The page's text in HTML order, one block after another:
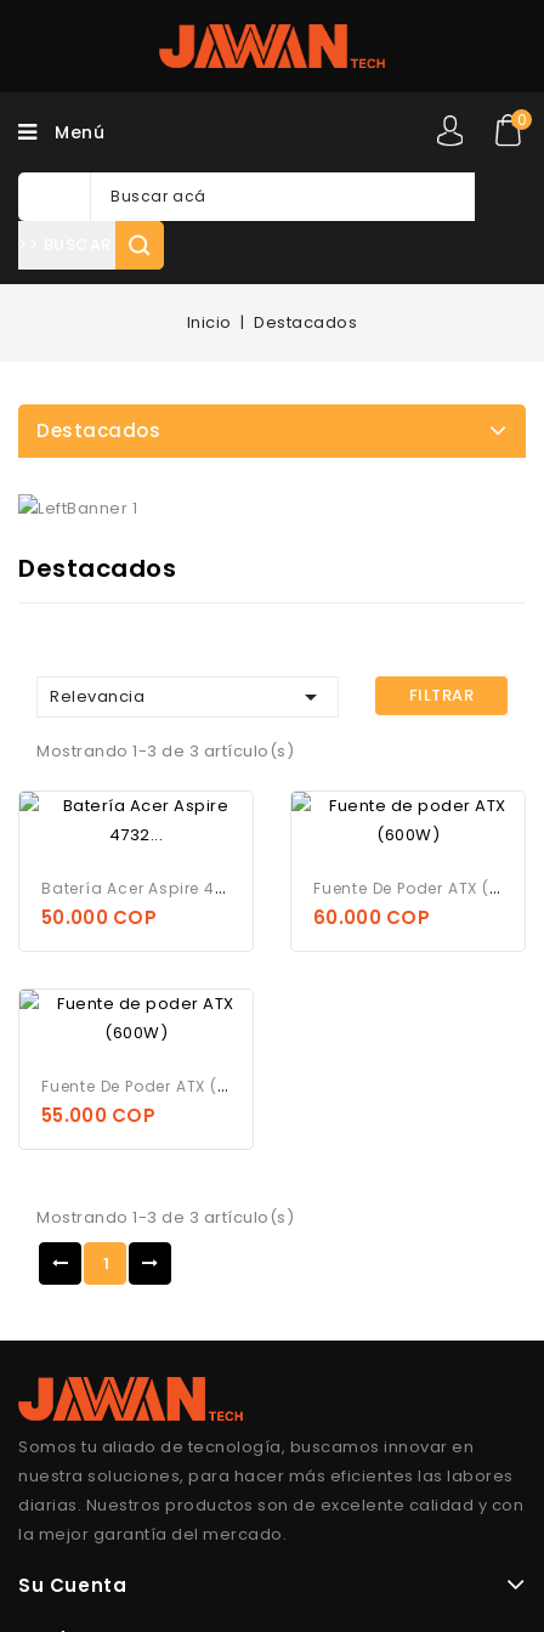
Menú
0
Inicio Destacados
Destacados
Destacados
Relevancia  FILTRAR
Mostrando 1-3 de 3 artículo(s)
B
Atería Acer Aspire 4732...
50.000 COP
F
Uente De Poder ATX (600W)
60.000 COP
F
Uente De Poder ATX (600W)
55.000 COP
Mostrando 1-3 de 3 artículo(s)
1
Somos tu aliado de tecnología, buscamos innovar en
nuestra soluciones, para hacer más eficientes las labores
diarias. Nuestros productos son de excelente calidad y con
la mejor garantía del mercado.
Su Cuenta